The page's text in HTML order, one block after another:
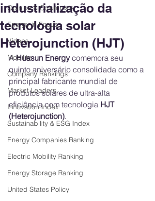
Opinion & Columnists
Energy in Focus
Videos
Mobility
Company Rankings
Market Leaders
Innovation Index
Sustainability & ESG Index
Energy Companies Ranking
Electric Mobility Ranking
Energy Storage Ranking
United States Policy
industrialização da
tecnologia solar
Heterojunction (HJT)
A Huasun Energy comemora seu
quinto aniversário consolidada como a
principal fabricante mundial de
produtos solares de ultra-alta
eficiência com tecnologia HJT
(Heterojunction).